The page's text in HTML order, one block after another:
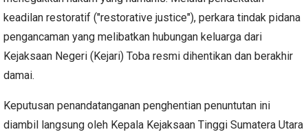
keadilan restoratif ("restorative justice"), perkara tindak pidana
pengancaman yang melibatkan hubungan keluarga dari
Kejaksaan Negeri (Kejari) Toba resmi dihentikan dan berakhir
damai.
Keputusan penandatanganan penghentian penuntutan ini
diambil langsung oleh Kepala Kejaksaan Tinggi Sumatera Utara